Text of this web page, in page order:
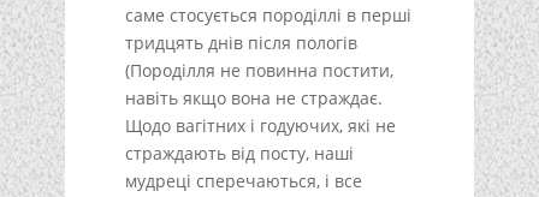
саме стосується породіллі в перші
тридцять днів після пологів
(Породілля не повинна постити,
навіть якщо вона не страждає.
Щодо вагітних і годуючих, які не
страждають від посту, наші
мудреці сперечаються, і все